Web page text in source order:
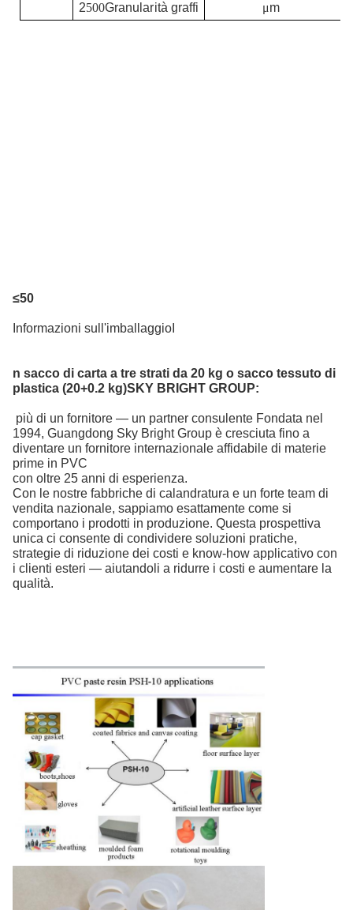
2500Granularità graffi μm
≤50
Informazioni sull'imballaggio
n sacco di carta a tre strati da 20 kg o sacco tessuto di
plastica (20+0.2 kg)SKY BRIGHT GROUP:
più di un fornitore — un partner consulente Fondata nel
1994, Guangdong Sky Bright Group è cresciuta fino a
diventare un fornitore internazionale affidabile di materie
prime in PVC
con oltre 25 anni di esperienza.
Con le nostre fabbriche di calandratura e un forte team di
vendita nazionale, sappiamo esattamente come si
comportano i prodotti in produzione. Questa prospettiva
unica ci consente di condividere soluzioni pratiche,
strategie di riduzione dei costi e know-how applicativo con
i clienti esteri — aiutandoli a ridurre i costi e aumentare la
qualità.